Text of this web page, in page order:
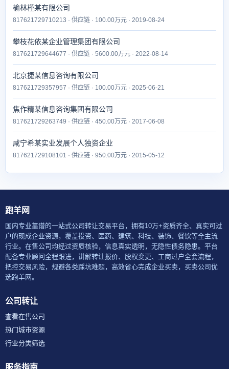
榆林槿某有限公司
817621729710213 · 供应链 · 100.00万元 · 2019-08-24
攀枝花依某企业管理集团有限公司
817621729644677 · 供应链 · 5600.00万元 · 2022-08-14
北京捷某信息咨询有限公司
817621729357957 · 供应链 · 100.00万元 · 2025-06-21
焦作精某信息咨询集团有限公司
817621729263749 · 供应链 · 450.00万元 · 2017-06-08
咸宁希某实业发展个人独资企业
817621729108101 · 供应链 · 950.00万元 · 2015-05-12
跑羊网
国内专业靠谱的一站式公司转让交易平台，拥有10万+资质齐全、真实可过
户的现成企业资源，覆盖投资、医药、建筑、科技、装饰、餐饮等全主流
行业。在售公司均经过资质核验，信息真实透明，无隐性债务隐患。平台
配备专业顾问全程跟进，讲解转让报价、股权变更、工商过户全套流程，
把控交易风险，规避各类踩坑难题，高效省心完成企业买卖，买卖公司优
选跑羊网。
公司转让
查看在售公司
热门城市资源
行业分类筛选
服务指南